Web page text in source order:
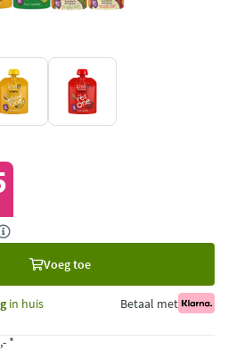
Voeg toe
in huis Betaal met
*